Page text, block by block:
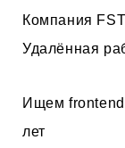
Компания
Удалённая
Ищем frontend
лет